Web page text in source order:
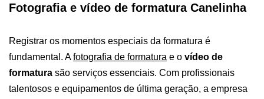
Fotografia e vídeo de formatura Canelinha
Registrar os momentos especiais da formatura é
fundamental. Afotografia de formatura e o vídeo de
formatura são serviços essenciais. Com profissionais
talentosos e equipamentos de última geração, a empresa